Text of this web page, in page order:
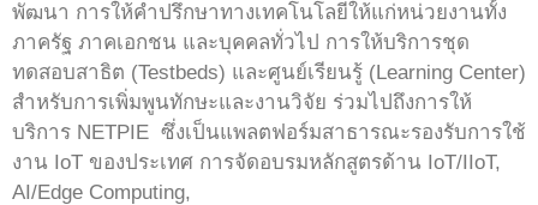
พัฒนา การให้คำปรึกษาทางเทคโนโลยีให้แก่หน่วยงานทั้ง
ภาครัฐ ภาคเอกชน และบุคคลทั่วไป การให้บริการชุด
ทดสอบสาธิต (Testbeds) และศูนย์เรียนรู้ (Learning Center)
สำหรับการเพิ่มพูนทักษะและงานวิจัย ร่วมไปถึงการให้
บริการ NETPIE ซึ่งเป็นแพลตฟอร์มสาธารณะรองรับการใช้
งาน IoT ของประเทศ การจัดอบรมหลักสูตรด้าน IoT/IIoT,
AI/Edge Computing,